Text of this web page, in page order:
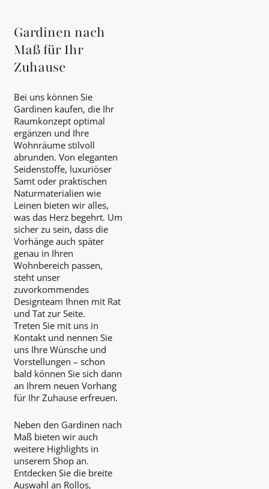
Gardinen nach
Maß für Ihr
Zuhause
Bei uns können Sie
Gardinen kaufen, die Ihr
Raumkonzept optimal
ergänzen und Ihre
Wohnräume stilvoll
abrunden. Von eleganten
Seidenstoffe, luxuriöser
Samt oder praktischen
Naturmaterialien wie
Leinen bieten wir alles,
was das Herz begehrt. Um
sicher zu sein, dass die
Vorhänge auch später
genau in Ihren
Wohnbereich passen,
steht unser
zuvorkommendes
Designteam Ihnen mit Rat
und Tat zur Seite.
Treten Sie mit uns in
Kontakt und nennen Sie
uns Ihre Wünsche und
Vorstellungen – schon
bald können Sie sich dann
an Ihrem neuen Vorhang
für Ihr Zuhause erfreuen.
Neben den Gardinen nach
Maß bieten wir auch
weitere Highlights in
unserem Shop an.
Entdecken Sie die breite
Auswahl an Rollos,